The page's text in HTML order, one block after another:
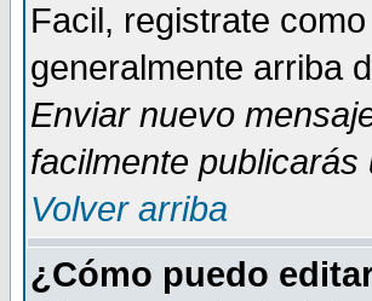
Facil, registrate
generalmente arriba
Enviar nuevo
facilmente publicarás
Volver arriba
¿Cómo puedo